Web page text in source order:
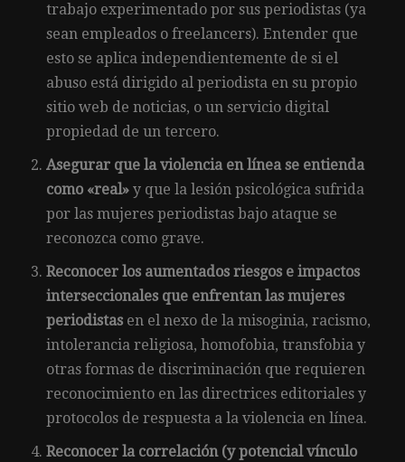
trabajo experimentado por sus periodistas (ya
sean empleados o freelancers). Entender que
esto se aplica independientemente de si el
abuso está dirigido al periodista en su propio
sitio web de noticias, o un servicio digital
propiedad de un tercero.
Asegurar que la violencia en línea se entienda
como «real» y que la lesión psicológica sufrida
por las mujeres periodistas bajo ataque se
reconozca como grave.
Reconocer los aumentados riesgos e impactos
interseccionales que enfrentan las mujeres
periodistas en el nexo de la misoginia, racismo,
intolerancia religiosa, homofobia, transfobia y
otras formas de discriminación que requieren
reconocimiento en las directrices editoriales y
protocolos de respuesta a la violencia en línea.
Reconocer la correlación (y potencial vínculo